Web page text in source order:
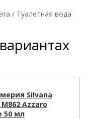
/ Туалетная вода
Silvana
Azzaro
50 мл